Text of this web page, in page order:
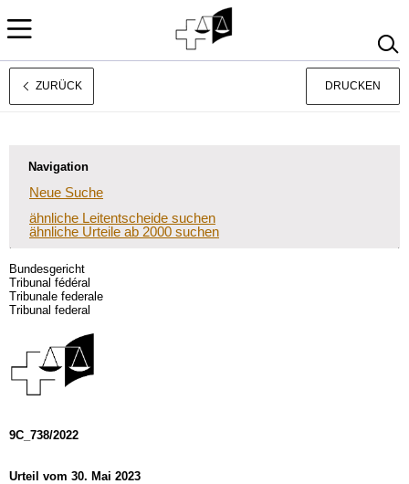
Français
ZURÜCK DRUCKEN
Navigation
Neue Suche
ähnliche Leitentscheide suchen
ähnliche Urteile ab 2000 suchen
Bundesgericht
Tribunal fédéral
Tribunale federale
Tribunal federal
9C_738/2022
Urteil vom 30. Mai 2023